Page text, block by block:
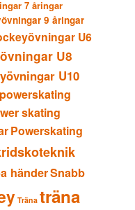
7 åringar
9 åringar
U6
U8
U10
skating
Powerskating
händerSnabb
Träna träna